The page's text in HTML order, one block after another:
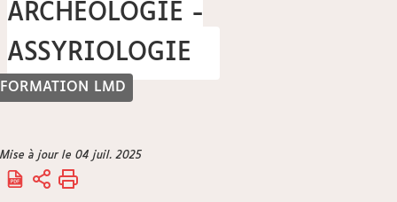
FORMATION LMD
ARCHEOLOGIE -
ASSYRIOLOGIE
Vous
êtes
Accueil
Mise à jour le 04 juil. 2025